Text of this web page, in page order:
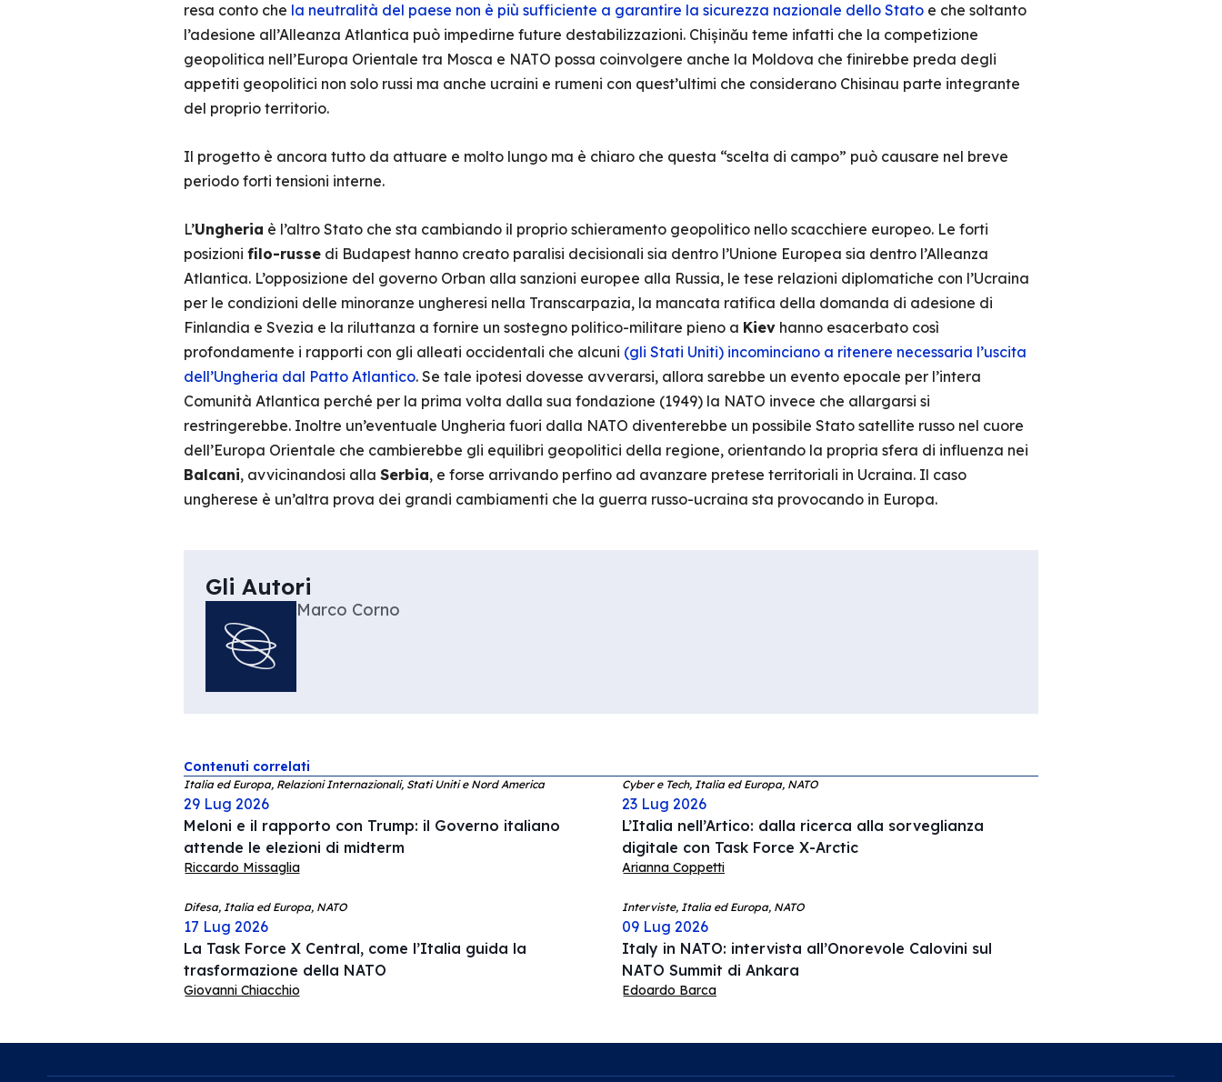
resa conto che la neutralità del paese non è più sufficiente a garantire la sicurezza nazionale dello Statoe che soltanto
l’adesione all’Alleanza Atlantica può impedirne future destabilizzazioni. Chișinău teme infatti che la competizione
geopolitica nell’Europa Orientale tra Mosca e NATO possa coinvolgere anche la Moldova che finirebbe preda degli
appetiti geopolitici non solo russi ma anche ucraini e rumeni con quest’ultimi che considerano Chisinau parte integrante
del proprio territorio.
Il progetto è ancora tutto da attuare e molto lungo ma è chiaro che questa “scelta di campo” può causare nel breve
periodo forti tensioni interne.
L’Ungheria è l’altro Stato che sta cambiando il proprio schieramento geopolitico nello scacchiere europeo. Le forti
posizioni filo-russedi Budapest hanno creato paralisi decisionali sia dentro l’Unione Europea sia dentro l’Alleanza
Atlantica. L’opposizione del governo Orban alla sanzioni europee alla Russia, le tese relazioni diplomatiche con l’Ucraina
per le condizioni delle minoranze ungheresi nella Transcarpazia, la mancata ratifica della domanda di adesione di
Finlandia e Svezia e la riluttanza a fornire un sostegno politico-militare pieno a Kievhanno esacerbato così
profondamente i rapporti con gli alleati occidentali che alcuni (gli Stati Uniti) incominciano a ritenere necessaria l’uscita
dell’Ungheria dal Patto Atlantico. Se tale ipotesi dovesse avverarsi, allora sarebbe un evento epocale per l’intera
Comunità Atlantica perché per la prima volta dalla sua fondazione (1949) la NATO invece che allargarsi si
restringerebbe. Inoltre un’eventuale Ungheria fuori dalla NATO diventerebbe un possibile Stato satellite russo nel cuore
dell’Europa Orientale che cambierebbe gli equilibri geopolitici della regione, orientando la propria sfera di influenza nei
Balcani, avvicinandosi alla Serbia, e forse arrivando perfino ad avanzare pretese territoriali in Ucraina. Il caso
ungherese è un’altra prova dei grandi cambiamenti che la guerra russo-ucraina sta provocando in Europa.
Gli Autori
Marco Corno
Contenuti correlati
Italia ed Europa, Relazioni Internazionali, Stati Uniti e Nord America
29 Lug 2026
Meloni e il rapporto con Trump: il Governo italiano
attende le elezioni di midterm
Riccardo Missaglia
Cyber e Tech, Italia ed Europa, NATO
23 Lug 2026
L’Italia nell’Artico: dalla ricerca alla sorveglianza
digitale con Task Force X-Arctic
Arianna Coppetti
Difesa, Italia ed Europa, NATO
17 Lug 2026
La Task Force X Central, come l’Italia guida la
trasformazione della NATO
Giovanni Chiacchio
Interviste, Italia ed Europa, NATO
09 Lug 2026
Italy in NATO: intervista all’Onorevole Calovini sul
NATO Summit di Ankara
Edoardo Barca